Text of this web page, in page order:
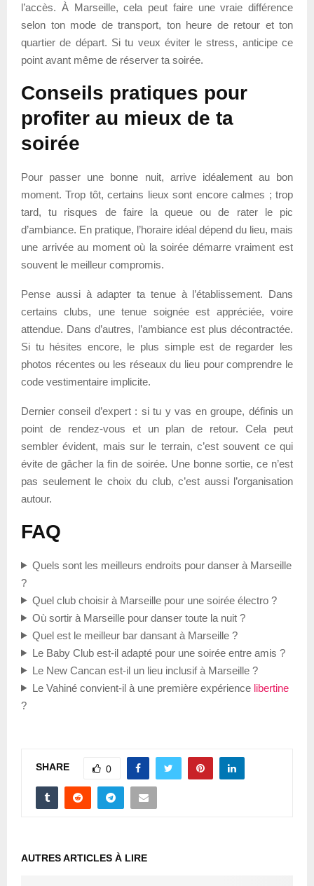
l’accès. À Marseille, cela peut faire une vraie différence
selon ton mode de transport, ton heure de retour et ton
quartier de départ. Si tu veux éviter le stress, anticipe ce
point avant même de réserver ta soirée.
Conseils pratiques pour
profiter au mieux de ta
soirée
Pour passer une bonne nuit, arrive idéalement au bon
moment. Trop tôt, certains lieux sont encore calmes ; trop
tard, tu risques de faire la queue ou de rater le pic
d’ambiance. En pratique, l’horaire idéal dépend du lieu, mais
une arrivée au moment où la soirée démarre vraiment est
souvent le meilleur compromis.
Pense aussi à adapter ta tenue à l’établissement. Dans
certains clubs, une tenue soignée est appréciée, voire
attendue. Dans d’autres, l’ambiance est plus décontractée.
Si tu hésites encore, le plus simple est de regarder les
photos récentes ou les réseaux du lieu pour comprendre le
code vestimentaire implicite.
Dernier conseil d’expert : si tu y vas en groupe, définis un
point de rendez-vous et un plan de retour. Cela peut
sembler évident, mais sur le terrain, c’est souvent ce qui
évite de gâcher la fin de soirée. Une bonne sortie, ce n’est
pas seulement le choix du club, c’est aussi l’organisation
autour.
FAQ
Quels sont les meilleurs endroits pour danser à Marseille
?
Quel club choisir à Marseille pour une soirée électro ?
Où sortir à Marseille pour danser toute la nuit ?
Quel est le meilleur bar dansant à Marseille ?
Le Baby Club est-il adapté pour une soirée entre amis ?
Le New Cancan est-il un lieu inclusif à Marseille ?
Le Vahiné convient-il à une première expérience libertine
?
SHARE 0
AUTRES ARTICLES À LIRE